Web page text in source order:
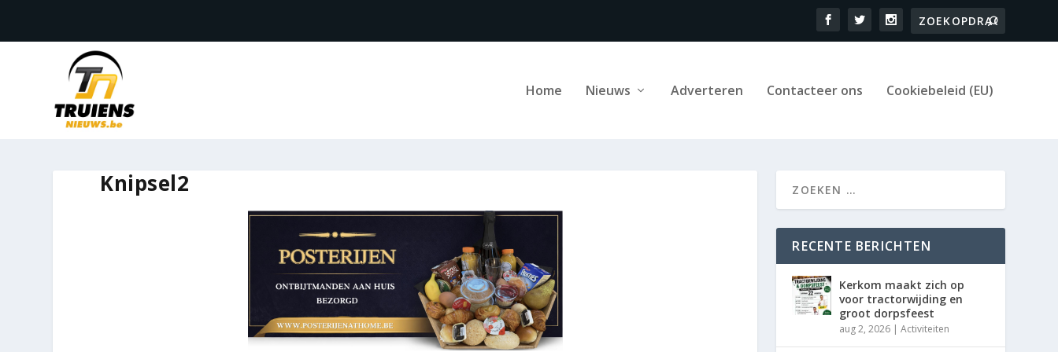
Home Nieuws Adverteren Contacteer ons Cookiebeleid (EU)
Knipsel2
RECENTE BERICHTEN
Kerkom maakt zich op
voor tractorwijding en
groot dorpsfeest
aug 2, 2026 |Activiteiten